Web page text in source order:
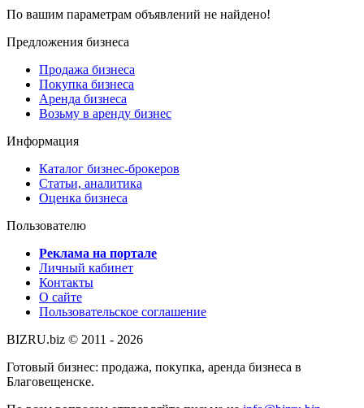
По вашим параметрам объявлений не найдено!
Предложения бизнеса
Продажа бизнеса
Покупка бизнеса
Аренда бизнеса
Возьму в аренду бизнес
Информация
Каталог бизнес-брокеров
Статьи, аналитика
Оценка бизнеса
Пользователю
Реклама на портале
Личный кабинет
Контакты
О сайте
Пользовательское соглашение
BIZRU.biz © 2011 - 2026
Готовый бизнес: продажа, покупка, аренда бизнеса в
Благовещенске.